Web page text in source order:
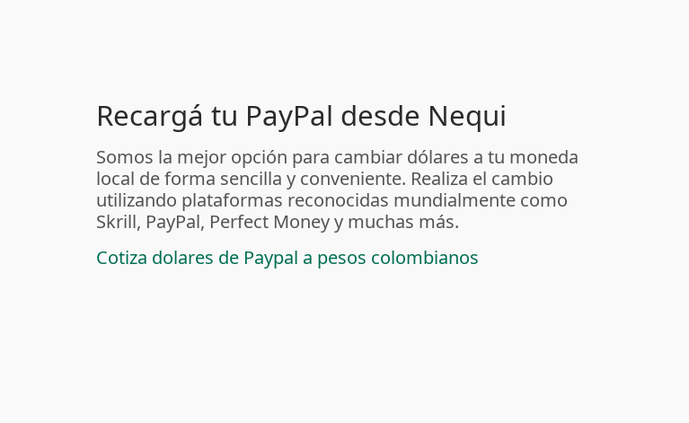
Recargá tu PayPal desde Nequi
Somos la mejor opción para cambiar dólares a tu moneda
local de forma sencilla y conveniente. Realiza el cambio
utilizando plataformas reconocidas mundialmente como
Skrill, PayPal, Perfect Money y muchas más.
Cotiza dolares de Paypal a pesos colombianos